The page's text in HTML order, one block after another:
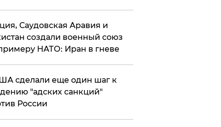
Саудовская Аравия и
создали военный союз
НАТО: Иран в гневе
сделали еще один шаг к
"адских санкций"
России